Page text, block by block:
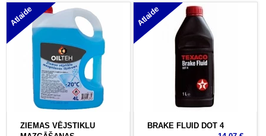
Atlaide
ZIEMAS VĒJSTIKLU
Atlaide
BRAKE FLUID DOT 4